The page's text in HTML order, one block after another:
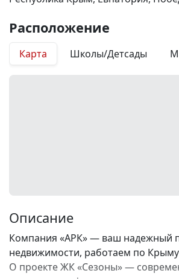
Расположение
Карта Школы/Детсады
Описание
Компания «АРК» — ваш надежный
недвижимости, работаем по
О проекте ЖК «Сезоны» —